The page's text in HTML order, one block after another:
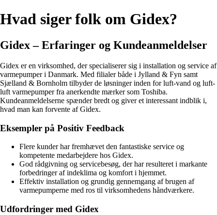
Hvad siger folk om Gidex?
Gidex – Erfaringer og Kundeanmeldelser
Gidex er en virksomhed, der specialiserer sig i installation og service af
varmepumper i Danmark. Med filialer både i Jylland & Fyn samt
Sjælland & Bornholm tilbyder de løsninger inden for luft-vand og luft-
luft varmepumper fra anerkendte mærker som Toshiba.
Kundeanmeldelserne spænder bredt og giver et interessant indblik i,
hvad man kan forvente af Gidex.
Eksempler på Positiv Feedback
Flere kunder har fremhævet den fantastiske service og
kompetente medarbejdere hos Gidex.
God rådgivning og servicebesøg, der har resulteret i markante
forbedringer af indeklima og komfort i hjemmet.
Effektiv installation og grundig gennemgang af brugen af
varmepumperne med ros til virksomhedens håndværkere.
Udfordringer med Gidex